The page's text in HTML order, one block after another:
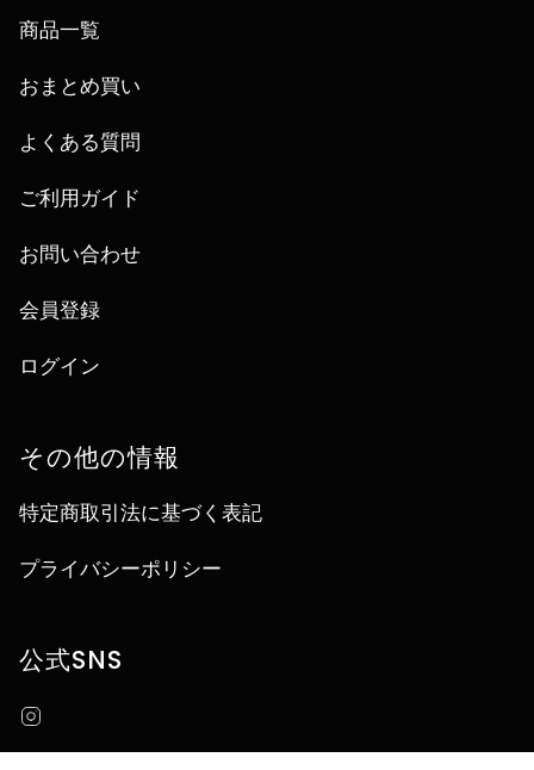
商品一覧
おまとめ買い
よくある質問
ご利用ガイド
お問い合わせ
会員登録
ログイン
その他の情報
特定商取引法に基づく表記
プライバシーポリシー
公式SNS